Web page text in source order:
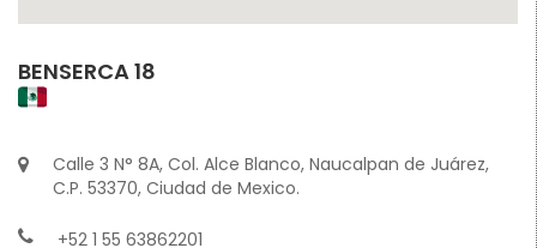
BENSERCA 18
Calle 3 N° 8A, Col. Alce Blanco, Naucalpan de Juárez,
C.P. 53370, Ciudad de Mexico.
+52 1 55 63862201